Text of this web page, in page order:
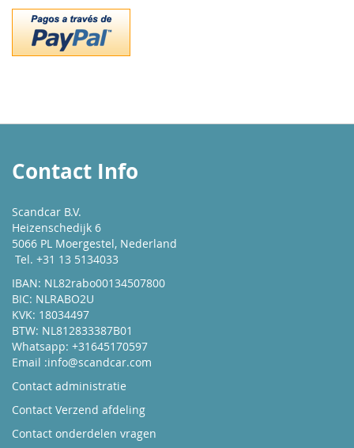
Contact Info
Scandcar B.V.
Heizenschedijk 6
5066 PL Moergestel, Nederland
Tel. +31 13 5134033
IBAN: NL82rabo00134507800
BIC: NLRABO2U
KVK: 18034497
BTW: NL812833387B01
Whatsapp: +31645170597
Email :info@scandcar.com
Contact administratie
Contact Verzend afdeling
Contact onderdelen vragen